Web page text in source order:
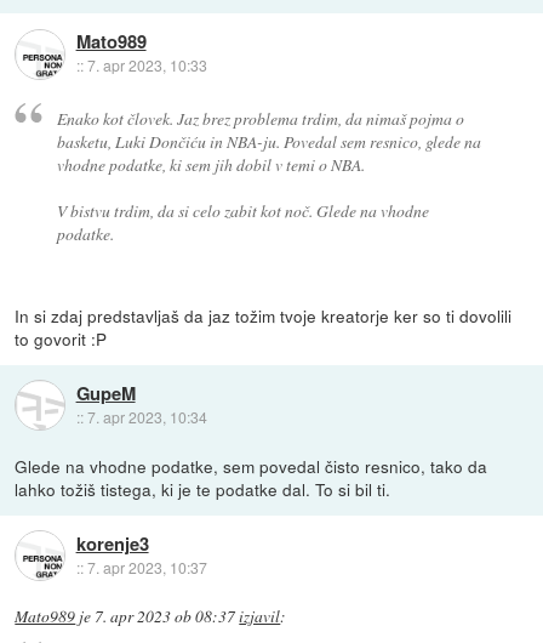
Mato989
::7. apr 2023, 10:33
Enako kot človek. Jaz brez problema trdim, da nimaš pojma o
basketu, Luki Dončiću in NBA-ju. Povedal sem resnico, glede na
vhodne podatke, ki sem jih dobil v temi o NBA.
V bistvu trdim, da si celo zabit kot noč. Glede na vhodne
podatke.
In si zdaj predstavljaš da jaz tožim tvoje kreatorje ker so ti dovolili
to govorit :P
GupeM
::7. apr 2023, 10:34
Glede na vhodne podatke, sem povedal čisto resnico, tako da
lahko tožiš tistega, ki je te podatke dal. To si bil ti.
korenje3
::7. apr 2023, 10:37
Mato989 je 7. apr 2023 ob 08:37izjavil: